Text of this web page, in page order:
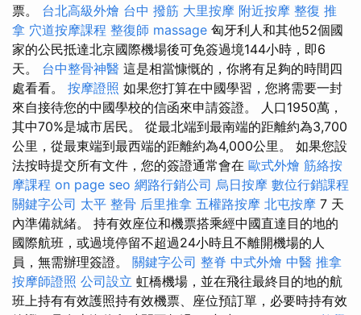
票。 台北高級外燴 台中 撥筋 大里按摩 附近按摩 整復 推
拿 穴道按摩課程 整復師 massage 匈牙利人和其他52個國
家的公民抵達北京國際機場後可免簽過境144小時，即6
天。 台中整骨神醫 這是相當慷慨的，你將有足夠的時間四
處看看。 按摩證照 如果您打算在中國學習，您將需要一封
來自接待您的中國學校的信函來申請簽證。 人口1950萬，
其中70%是城市居民。 從最北端到最南端的距離約為3,700
公里，從最東端到最西端的距離約為4,000公里。 如果您設
法按時提交所有文件，您的簽證通常會在 歐式外燴 筋絡按
摩課程 on page seo 網路行銷公司 烏日按摩 數位行銷課程
關鍵字公司 太平 整骨 后里推拿 五權路按摩 北屯按摩 7 天
內準備就緒。 持有效座位和機票搭乘經中國直達目的地的
國際航班，或過境停留不超過24小時且不離開機場的人
員，無需辦理簽證。 關鍵字公司 整脊 中式外燴 中醫 推拿
按摩師證照 公司設立 虹橋機場，並在飛往最終目的地的航
班上持有有效護照持有效機票、座位預訂單，必要時持有效